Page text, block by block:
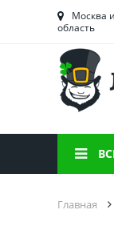
Москва и
область
Главная